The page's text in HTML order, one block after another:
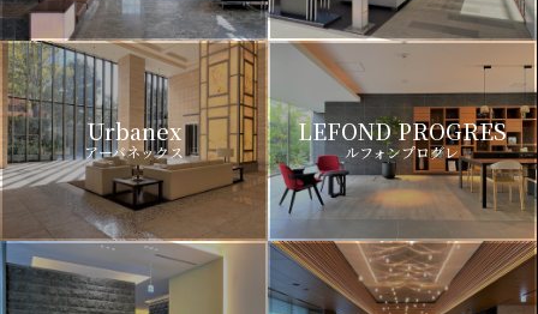
Urbanex
アーバネックス
LEFOND PROGRES
ルフォンプログレ